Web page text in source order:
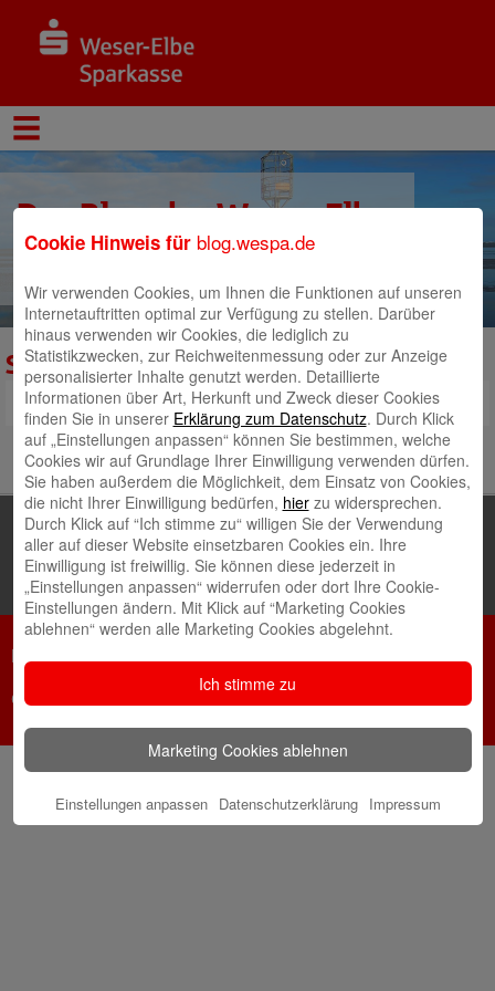
Der Blog der Weser-Elbe
Sparkasse
Sportlerehrung-142
Netiquette Datenschutz
Impressum
Cookie-Einstellungen
Cookie Hinweis für blog.wespa.de
Wir verwenden Cookies, um Ihnen die Funktionen auf unseren
Internetauftritten optimal zur Verfügung zu stellen. Darüber
hinaus verwenden wir Cookies, die lediglich zu
Statistikzwecken, zur Reichweitenmessung oder zur Anzeige
personalisierter Inhalte genutzt werden. Detaillierte
Informationen über Art, Herkunft und Zweck dieser Cookies
finden Sie in unserer Erklärung zum Datenschutz. Durch Klick
auf „Einstellungen anpassen“ können Sie bestimmen, welche
Cookies wir auf Grundlage Ihrer Einwilligung verwenden dürfen.
Sie haben außerdem die Möglichkeit, dem Einsatz von Cookies,
die nicht Ihrer Einwilligung bedürfen, hierzu widersprechen.
Durch Klick auf “Ich stimme zu“ willigen Sie der Verwendung
aller auf dieser Website einsetzbaren Cookies ein. Ihre
Einwilligung ist freiwillig. Sie können diese jederzeit in
„Einstellungen anpassen“ widerrufen oder dort Ihre Cookie-
Einstellungen ändern. Mit Klick auf “Marketing Cookies
ablehnen“ werden alle Marketing Cookies abgelehnt.
Ich stimme zu
Marketing Cookies ablehnen
Einstellungen anpassen Datenschutzerklärung Impressum